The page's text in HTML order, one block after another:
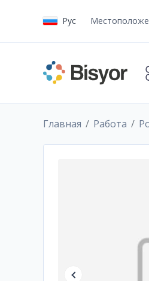
Рус
Главная Работа